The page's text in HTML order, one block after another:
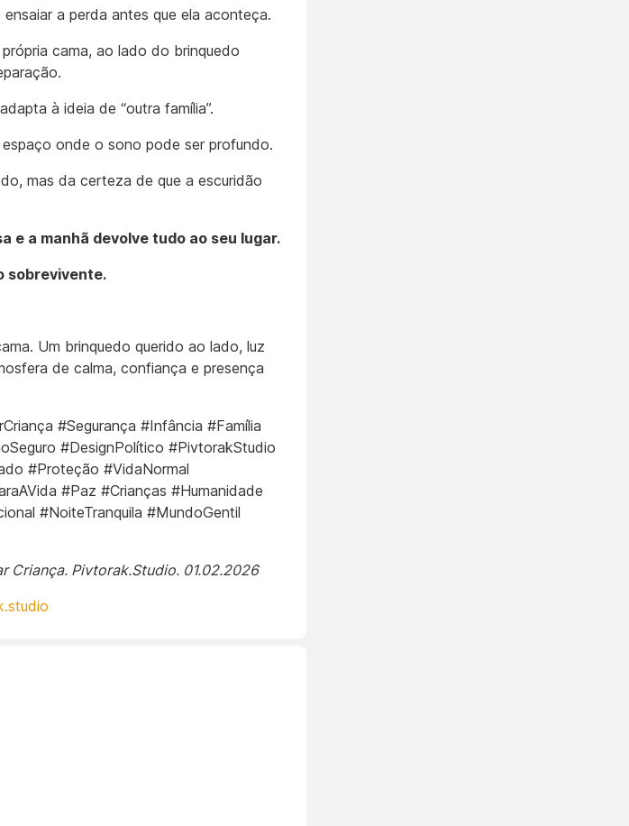
a perda antes que ela aconteça.
cama, ao lado do brinquedo
à ideia de “outra família”.
onde o sono pode ser profundo.
mas da certeza de que a escuridão
e a manhã devolve tudo ao seu lugar.
sobrevivente.
Um brinquedo querido ao lado, luz
de calma, confiança e presença
#Segurança #Infância #Família
#DesignPolítico #PivtorakStudio
#Proteção #VidaNormal
#Paz #Crianças #Humanidade
#NoiteTranquila #MundoGentil
Criança. Pivtorak.Studio. 01.02.2026